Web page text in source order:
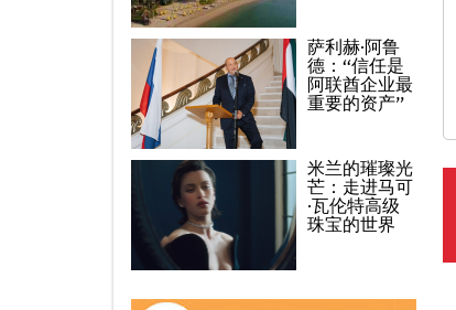
萨利赫·阿鲁
德：“信任是
阿联酋企业最
重要的资产”
米兰的璀璨光
芒：走进马可
·瓦伦特高级
珠宝的世界